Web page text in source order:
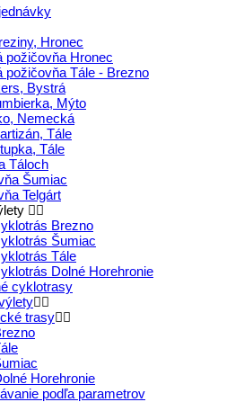
Hronec
požičovňa Hronec
požičovňa Tále - Brezno
Bystrá
Mýto
Nemecká
Tále
Tále
Táloch
Šumiac
Telgárt
Brezno
Šumiac
Tále
Dolné Horehronie
cyklotrasy
trasy
Horehronie
podľa parametrov